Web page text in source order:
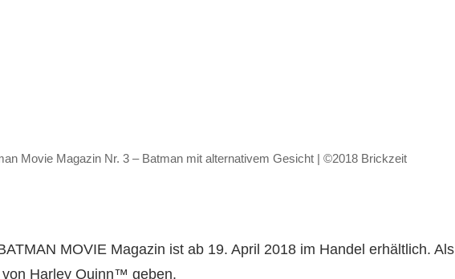
Movie Magazin Nr. 3 – Batman mit alternativem Gesicht | ©2018 Brickzeit
MOVIE Magazin ist ab 19. April 2018 im Handel erhältlich. Als
Harley Quinn™ geben.